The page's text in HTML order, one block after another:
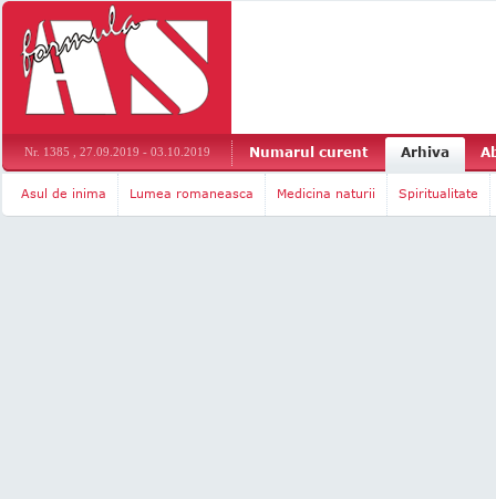
Nr. 1385 , 27.09.2019 - 03.10.2019 Numarul curent Arhiva
Asul de inima Lumea romaneasca Medicina naturii Spiritualitate